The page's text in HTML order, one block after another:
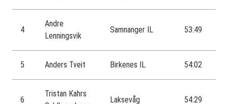
4
Andre
Lenningsvik
Samnanger IL 53:49
5 Anders Tveit Birkenes IL 54:02
6
Tristan Kahrs
Laksevåg 54:29